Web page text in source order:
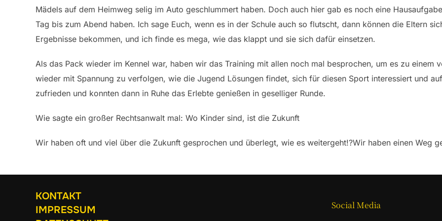
Mädels auf dem Heimweg selig im Auto geschlummert haben. Doch auch hier gab es noch eine
Tag bis zum Abend haben. Ich sage Euch, wenn es in der Schule auch so flutscht, dann können die Eltern
Ergebnisse bekommen, und ich finde es mega, wie das klappt und sie sich dafür einsetzen.
Als das Pack wieder im Kennel war, haben wir das Training mit allen noch mal besprochen, um es zu einem
wieder mit Spannung zu verfolgen, wie die Jugend Lösungen findet, sich für diesen Sport interessiert und
zufrieden und konnten dann in Ruhe das Erlebte genießen in geselliger Runde.
Wie sagte ein großer Rechtsanwalt mal: Wo Kinder sind, ist die Zukunft
Wir haben oft und viel über die Zukunft gesprochen und überlegt, wie es weitergeht!?Wir haben einen Weg
KONTAKT
IMPRESSUM
Social Media